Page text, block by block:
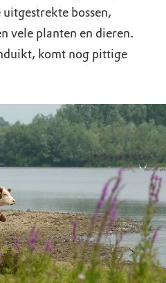
uitgestrekte bossen,
vele planten en dieren.
komt nog pittige